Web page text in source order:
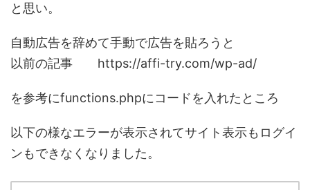
と思い。
自動広告を辞めて手動で広告を貼ろうと
以前の記事 https://affi-try.com/wp-ad/
を参考にfunctions.phpにコードを入れたところ
以下の様なエラーが表示されてサイト表示もログイ
ンもできなくなりました。